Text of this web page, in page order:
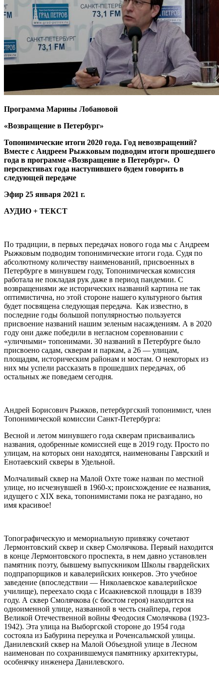
Программа Марины Лобановой
«Возвращение в Петербург»
Топонимические итоги 2020 года. Год невозвращений?
Вместе с Андреем Рыжковым подводим итоги прошедшего
года в программе «Возвращение в Петербург». О
перспективах года наступившего будем говорить в
следующей передаче
Эфир 25 января 2021 г.
АУДИО + ТЕКСТ
По традиции, в первых передачах нового года мы с Андреем
Рыжковым подводим топонимические итоги года. Судя по
абсолютному количеству наименований, присвоенных в
Петербурге в минувшем году, Топонимическая комиссия
работала не покладая рук даже в период пандемии. С
возвращениями же исторических названий картина не так
оптимистична, но этой стороне нашего культурного бытия
будет посвящена следующая передача. Как известно, в
последние годы большой популярностью пользуется
присвоение названий нашим зеленым насаждениям. А в 2020
году они даже победили в негласном соревновании с
«уличными» топонимами. 30 названий в Петербурге было
присвоено садам, скверам и паркам, а 26 — улицам,
площадям, историческим районам и мостам. О некоторых из
них мы успели рассказать в прошедших передачах, об
остальных же поведаем сегодня.
Андрей Борисович Рыжков, петербургский топонимист, член
Топонимической комиссии Санкт-Петербурга:
Весной и летом минувшего года скверам присваивались
названия, одобренные комиссией еще в 2019 году. Просто по
улицам, на которых они находятся, наименованы Гаврский и
Енотаевский скверы в Удельной.
Молчаливый сквер на Малой Охте тоже назван по местной
улице, но исчезнувшей в 1960-х; происхождение ее названия,
идущего с XIX века, топонимистами пока не разгадано, но
имя красивое!
Топографическую и мемориальную привязку сочетают
Лермонтовский сквер и сквер Смолячкова. Первый находится
в конце Лермонтовского проспекта, в нем давно установлен
памятник поэту, бывшему выпускником Школы гвардейских
подпрапорщиков и кавалерийских юнкеров. Это учебное
заведение (впоследствии — Николаевское кавалерийское
училище), переехало сюда с Исаакиевской площади в 1839
году. А сквер Смолячкова (с бюстом героя) находится на
одноименной улице, названной в честь снайпера, героя
Великой Отечественной войны Феодосия Смолячкова (1923-
1942). Эта улица на Выборгской стороне до 1954 года
состояла из Бабурина переулка и Роченсальмской улицы.
Данилевский сквер на Малой Объездной улице в Лесном
наименован по сохранившемуся памятнику архитектуры,
особнячку инженера Данилевского.